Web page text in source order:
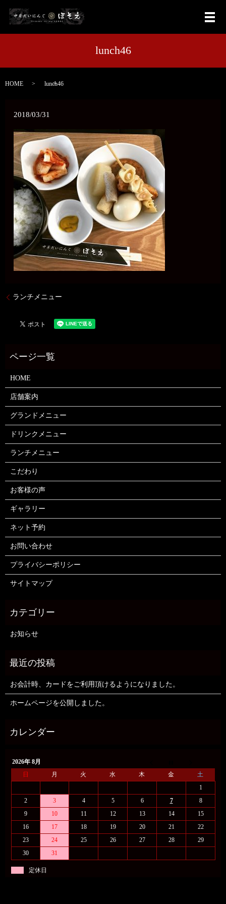
メ
lunch46
HOME lunch46
2018/03/31
ランチメニュー
HOME
店舗案内
グランドメニュー
ドリンクメニュー
ランチメニュー
こだわり
お客様の声
ギャラリー
ネット予約
お問い合わせ
プライバシーポリシー
サイトマップ
お知らせ
お会計時、カードをご利用頂けるようになりました。
ホームページを公開しました。
2026年 8月
日
月 火 水 木 金
土
1
2
3 4 5 6 7
8
9
10 11 12 13 14
15
16
17 18 19 20 21
22
23
24 25 26 27 28
29
30
31
定休日